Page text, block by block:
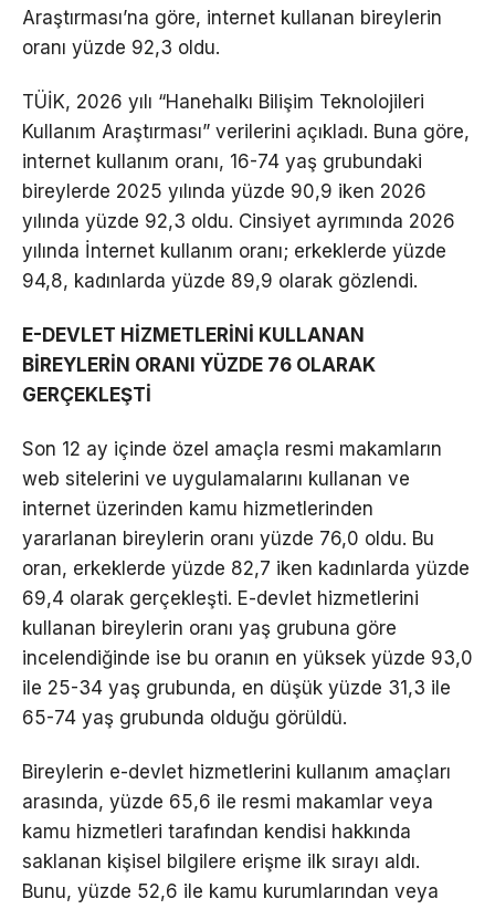
Araştırması’na göre, internet kullanan bireylerin
oranı yüzde 92,3 oldu.
TÜİK, 2026 yılı “Hanehalkı Bilişim Teknolojileri
Kullanım Araştırması” verilerini açıkladı. Buna göre,
internet kullanım oranı, 16-74 yaş grubundaki
bireylerde 2025 yılında yüzde 90,9 iken 2026
yılında yüzde 92,3 oldu. Cinsiyet ayrımında 2026
yılında İnternet kullanım oranı; erkeklerde yüzde
94,8, kadınlarda yüzde 89,9 olarak gözlendi.
E-DEVLET HİZMETLERİNİ KULLANAN
BİREYLERİN ORANI YÜZDE 76 OLARAK
GERÇEKLEŞTİ
Son 12 ay içinde özel amaçla resmi makamların
web sitelerini ve uygulamalarını kullanan ve
internet üzerinden kamu hizmetlerinden
yararlanan bireylerin oranı yüzde 76,0 oldu. Bu
oran, erkeklerde yüzde 82,7 iken kadınlarda yüzde
69,4 olarak gerçekleşti. E-devlet hizmetlerini
kullanan bireylerin oranı yaş grubuna göre
incelendiğinde ise bu oranın en yüksek yüzde 93,0
ile 25-34 yaş grubunda, en düşük yüzde 31,3 ile
65-74 yaş grubunda olduğu görüldü.
Bireylerin e-devlet hizmetlerini kullanım amaçları
arasında, yüzde 65,6 ile resmi makamlar veya
kamu hizmetleri tarafından kendisi hakkında
saklanan kişisel bilgilere erişme ilk sırayı aldı.
Bunu, yüzde 52,6 ile kamu kurumlarından veya